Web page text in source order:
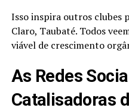
Isso inspira outros clubes
Claro, Taubaté. Todos
viável de crescimento
As Redes
Catalisadoras